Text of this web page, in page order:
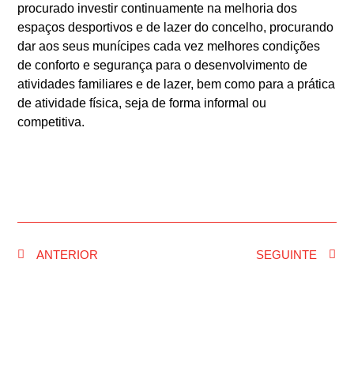
procurado investir continuamente na melhoria dos
espaços desportivos e de lazer do concelho, procurando
dar aos seus munícipes cada vez melhores condições
de conforto e segurança para o desenvolvimento de
atividades familiares e de lazer, bem como para a prática
de atividade física, seja de forma informal ou
competitiva.
ANTERIOR SEGUINTE